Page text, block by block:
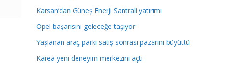
Karsan’dan Güneş Enerji Santrali yatırımı
Opel başarısını geleceğe taşıyor
Yaşlanan araç parkı satış sonrası pazarını büyüttü
Karea yeni deneyim merkezini açtı